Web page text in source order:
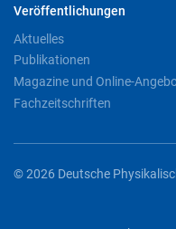
Veröffentlichungen
Aktuelles
Publikationen
Magazine und Online-
Fachzeitschriften
© 2026 Deutsche